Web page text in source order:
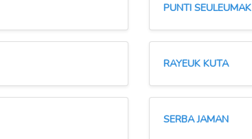
PUNTI
RAYEUK KUTA
SERBA JAMAN